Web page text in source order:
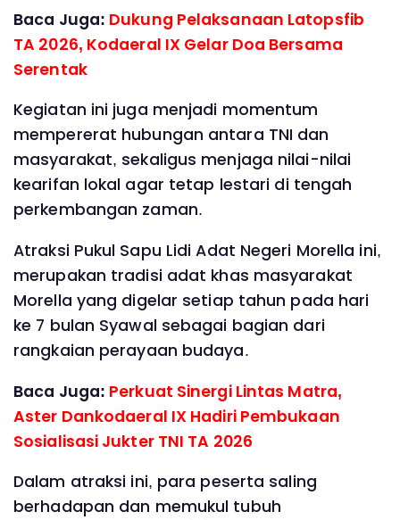
Baca Juga: Dukung Pelaksanaan Latopsfib
TA 2026, Kodaeral IX Gelar Doa Bersama
Serentak
Kegiatan ini juga menjadi momentum
mempererat hubungan antara TNI dan
masyarakat, sekaligus menjaga nilai-nilai
kearifan lokal agar tetap lestari di tengah
perkembangan zaman.
Atraksi Pukul Sapu Lidi Adat Negeri Morella ini,
merupakan tradisi adat khas masyarakat
Morella yang digelar setiap tahun pada hari
ke 7 bulan Syawal sebagai bagian dari
rangkaian perayaan budaya.
Baca Juga: Perkuat Sinergi Lintas Matra,
Aster Dankodaeral IX Hadiri Pembukaan
Sosialisasi Jukter TNI TA 2026
Dalam atraksi ini, para peserta saling
berhadapan dan memukul tubuh